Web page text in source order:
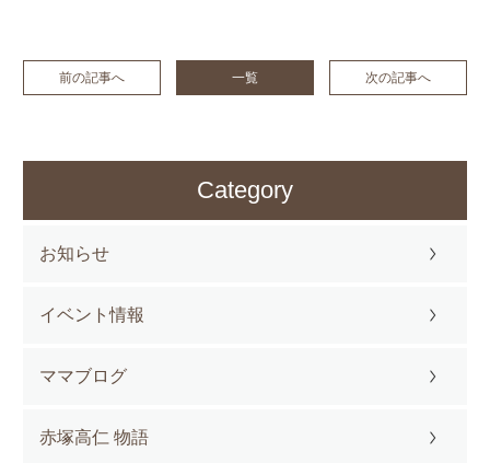
前の記事へ 一覧 次の記事へ
Category
お知らせ
イベント情報
ママブログ
赤塚高仁 物語